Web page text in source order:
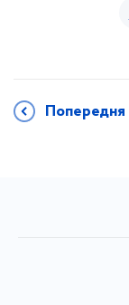
Попередня